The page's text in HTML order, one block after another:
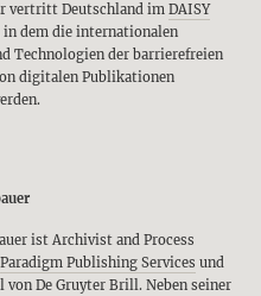
vertritt Deutschland imDAISY
in dem die internationalen
Technologien der barrierefreien
digitalen Publikationen
ist Archivist and Process
Paradigm Publishing Services und
von De Gruyter Brill. Neben seiner